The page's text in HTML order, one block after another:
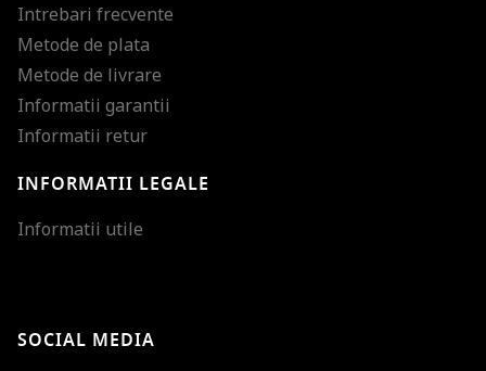
Intrebari frecvente
Metode de plata
Metode de livrare
Informatii garantii
Informatii retur
INFORMATII LEGALE
Informatii utile
SOCIAL MEDIA